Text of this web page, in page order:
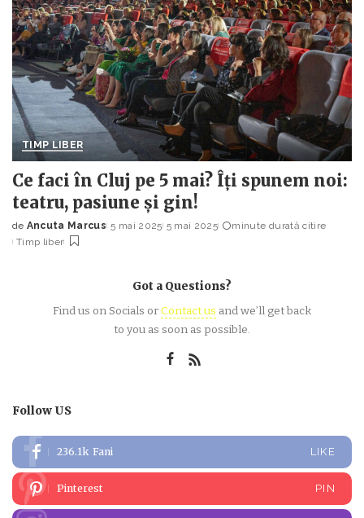
TIMP LIBER
Ce faci în Cluj pe 5 mai? Îți spunem noi:
teatru, pasiune și gin!
Posted
by
de Ancuta Marcus 5 mai 2025 5 mai 2025
minute durată citire
Timp liber
Got a Questions?
Find us on Socials orContact us and we’ll get back
to you as soon as possible.
Follow US
236.1k Fani LIKE
Pinterest PIN